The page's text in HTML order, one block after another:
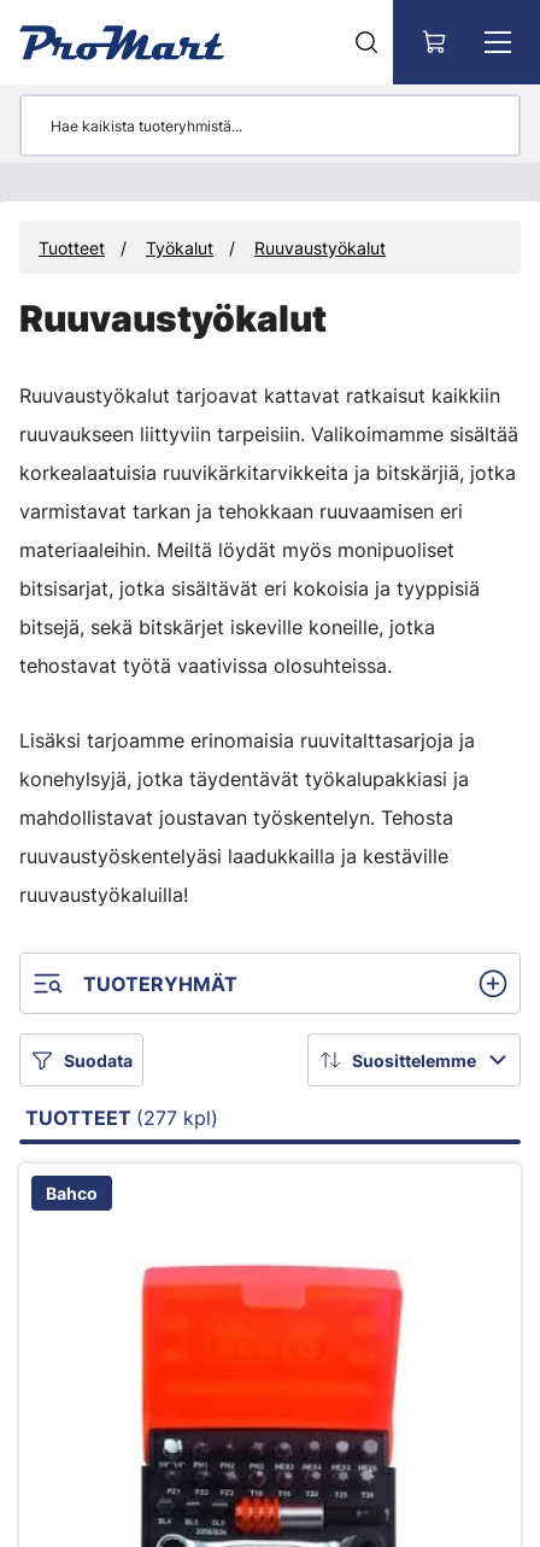
Tuotteet Työkalut Ruuvaustyökalut
Ruuvaustyökalut
Ruuvaustyökalut tarjoavat kattavat ratkaisut kaikkiin
ruuvaukseen liittyviin tarpeisiin. Valikoimamme sisältää
korkealaatuisia ruuvikärkitarvikkeita ja bitskärjiä, jotka
varmistavat tarkan ja tehokkaan ruuvaamisen eri
materiaaleihin. Meiltä löydät myös monipuoliset
bitsisarjat, jotka sisältävät eri kokoisia ja tyyppisiä
bitsejä, sekä bitskärjet iskeville koneille, jotka
tehostavat työtä vaativissa olosuhteissa.
Lisäksi tarjoamme erinomaisia ruuvitalttasarjoja ja
konehylsyjä, jotka täydentävät työkalupakkiasi ja
mahdollistavat joustavan työskentelyn. Tehosta
ruuvaustyöskentelyäsi laadukkailla ja kestäville
ruuvaustyökaluilla!
TUOTERYHMÄT
Suodata Suosittelemme
TUOTTEET (277 kpl)
Bahco